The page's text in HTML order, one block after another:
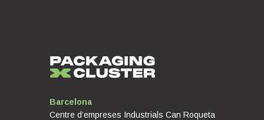
Barcelona
Centre d’empreses Industrials Can Roqueta